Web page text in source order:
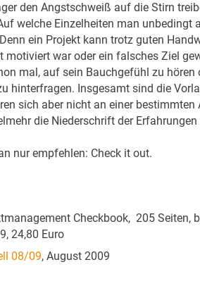
den Angstschweiß auf die Stirn
welche Einzelheiten man unbedingt
ein Projekt kann trotz guten
motiviert war oder ein falsches Ziel
mal, auf sein Bauchgefühl zu
hinterfragen. Insgesamt sind die
sich aber nicht an einer bestimmten
die Niederschrift der
nur empfehlen: Check it out.
Checkbook, 205 Seiten,
24,80 Euro
08/09, August 2009